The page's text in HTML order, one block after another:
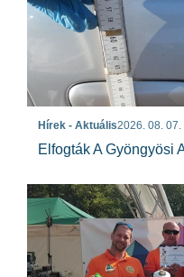
Hírek - Aktuális2026. 08. 07.
Elfogták A Gyöngyösi